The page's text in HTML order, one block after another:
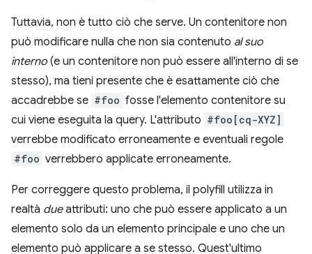
Tuttavia, non è tutto ciò che serve. Un contenitore non
può modificare nulla che non sia contenuto al suo
interno (e un contenitore non può essere all'interno di se
stesso), ma tieni presente che è esattamente ciò che
accadrebbe se #foo fosse l'elemento contenitore su
cui viene eseguita la query. L'attributo #foo[cq-XYZ]
verrebbe modificato erroneamente e eventuali regole
#foo verrebbero applicate erroneamente.
Per correggere questo problema, il polyfill utilizza in
realtà dueattributi: uno che può essere applicato a un
elemento solo da un elemento principale e uno che un
elemento può applicare a se stesso. Quest'ultimo